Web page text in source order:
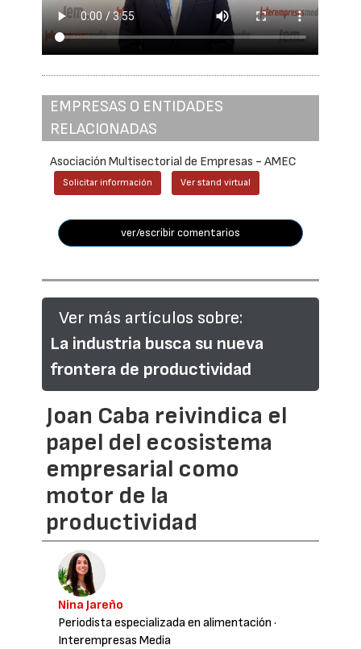
EMPRESAS O ENTIDADES
RELACIONADAS
Asociación Multisectorial de Empresas - AMEC
Solicitar información Ver stand virtual
ver/escribir comentarios
Ver más artículos sobre:
La industria busca su nueva
frontera de productividad
Joan Caba reivindica el
papel del ecosistema
empresarial como
motor de la
productividad
Nina Jareño
Periodista especializada en alimentación ·
Interempresas Media